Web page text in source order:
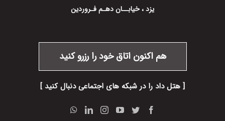
یزد ، خیابــان دهـم فـروردین
هم اکنون اتاق خود را رزرو کنید
[ هتل داد را در شبکه های اجتماعی دنبال کنید ]